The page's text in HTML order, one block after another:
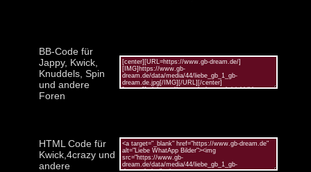
BB-Code für
Jappy, Kwick,
Knuddels, Spin
und andere
Foren
HTML Code für
Kwick,4crazy und
andere